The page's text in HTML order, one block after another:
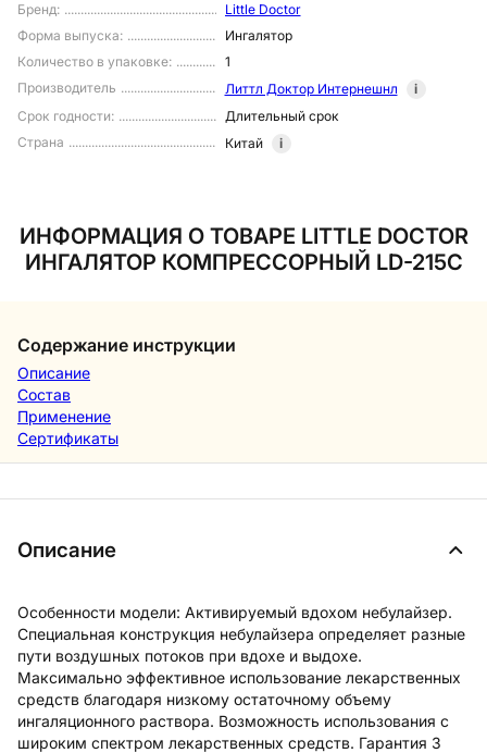
Бренд:
Little Doctor
Форма выпуска:
Ингалятор
Количество в упаковке:
1
Производитель
Литтл Доктор Интернешнл
i
Срок годности:
Длительный срок
Страна
Китай i
ИНФОРМАЦИЯ О ТОВАРЕ LITTLE DOCTOR
ИНГАЛЯТОР КОМПРЕССОРНЫЙ LD-215С
Содержание инструкции
Описание
Состав
Применение
Сертификаты
Описание
Особенности модели: Активируемый вдохом небулайзер.
Специальная конструкция небулайзера определяет разные
пути воздушных потоков при вдохе и выдохе.
Максимально эффективное использование лекарственных
средств благодаря низкому остаточному объему
ингаляционного раствора. Возможность использования с
широким спектром лекарственных средств. Гарантия 3